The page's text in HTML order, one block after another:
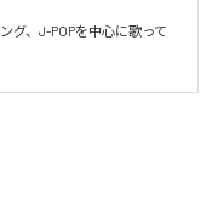
グ、J-POPを中心に歌って